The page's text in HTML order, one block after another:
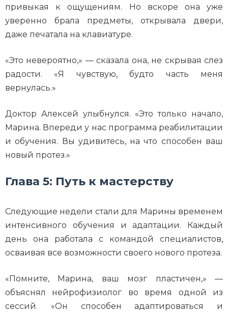
привыкая к ощущениям. Но вскоре она уже
уверенно брала предметы, открывала двери,
даже печатала на клавиатуре.
«Это невероятно,» — сказала она, не скрывая слез
радости. «Я чувствую, будто часть меня
вернулась.»
Доктор Алексей улыбнулся. «Это только начало,
Марина. Впереди у нас программа реабилитации
и обучения. Вы удивитесь, на что способен ваш
новый протез.»
Глава 5: Путь к мастерству
Следующие недели стали для Марины временем
интенсивного обучения и адаптации. Каждый
день она работала с командой специалистов,
осваивая все возможности своего нового протеза.
«Помните, Марина, ваш мозг пластичен,» —
объяснял нейрофизиолог во время одной из
сессий. «Он способен адаптироваться и